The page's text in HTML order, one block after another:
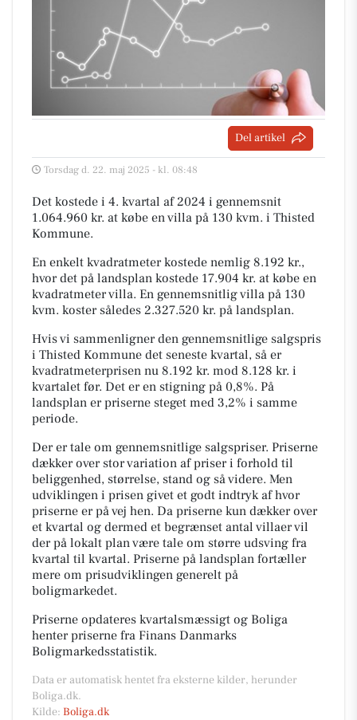
Del artikel
Torsdag d. 22. maj 2025 - kl. 08:48
Det kostede i 4. kvartal af 2024 i gennemsnit
1.064.960 kr. at købe en villa på 130 kvm. i Thisted
Kommune.
En enkelt kvadratmeter kostede nemlig 8.192 kr.,
hvor det på landsplan kostede 17.904 kr. at købe en
kvadratmeter villa. En gennemsnitlig villa på 130
kvm. koster således 2.327.520 kr. på landsplan.
Hvis vi sammenligner den gennemsnitlige salgspris
i Thisted Kommune det seneste kvartal, så er
kvadratmeterprisen nu 8.192 kr. mod 8.128 kr. i
kvartalet før. Det er en stigning på 0,8%. På
landsplan er priserne steget med 3,2% i samme
periode.
Der er tale om gennemsnitlige salgspriser. Priserne
dækker over stor variation af priser i forhold til
beliggenhed, størrelse, stand og så videre. Men
udviklingen i prisen givet et godt indtryk af hvor
priserne er på vej hen. Da priserne kun dækker over
et kvartal og dermed et begrænset antal villaer vil
der på lokalt plan være tale om større udsving fra
kvartal til kvartal. Priserne på landsplan fortæller
mere om prisudviklingen generelt på
boligmarkedet.
Priserne opdateres kvartalsmæssigt og Boliga
henter priserne fra Finans Danmarks
Boligmarkedsstatistik.
Data er automatisk hentet fra eksterne kilder, herunder
Boliga.dk.
Kilde: Boliga.dk